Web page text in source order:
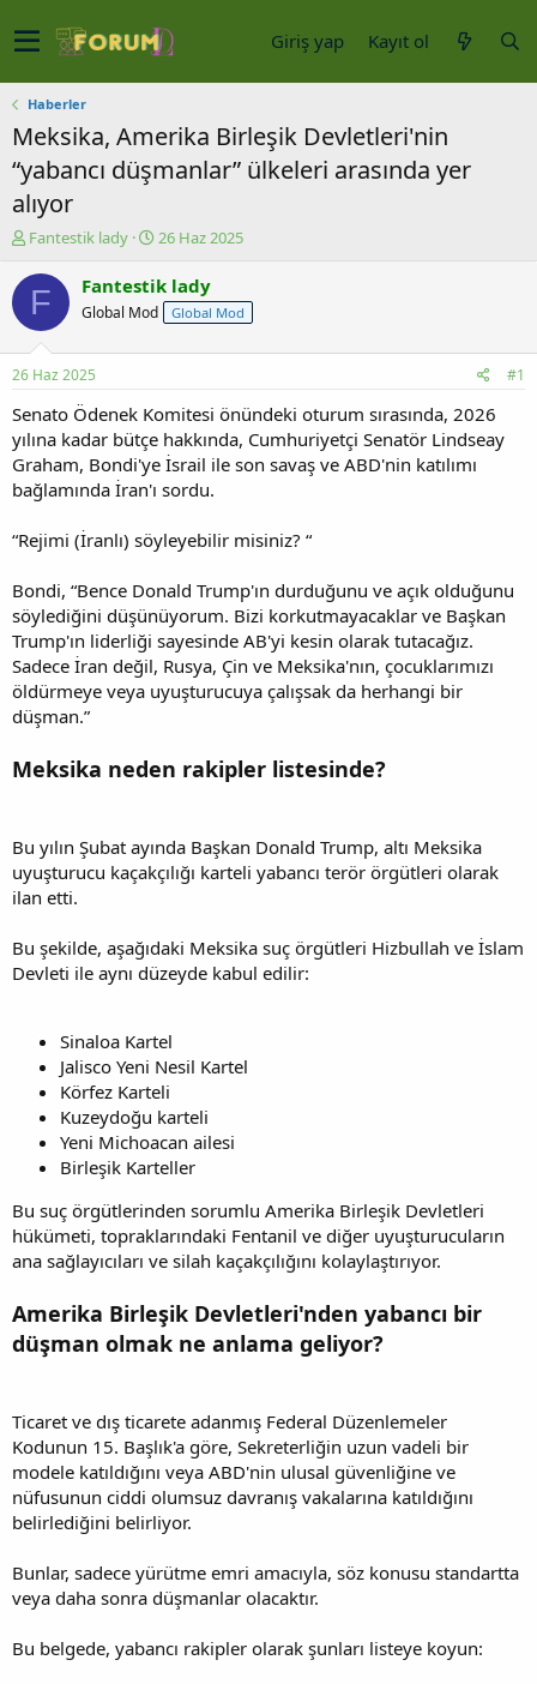
Giriş yap Kayıt ol
Haberler
Meksika, Amerika Birleşik Devletleri'nin
“yabancı düşmanlar” ülkeleri arasında yer
alıyor
K
n
u
y
b
a
ş
l
a
t
a
Fantestik lady
B
ş
l
a
ç
a
r
i
26 Haz 2025
F Fantestik lady
Global Mod Global Mod
26 Haz 2025 #1
Senato Ödenek Komitesi önündeki oturum sırasında, 2026
yılına kadar bütçe hakkında, Cumhuriyetçi Senatör Lindseay
Graham, Bondi'ye İsrail ile son savaş ve ABD'nin katılımı
bağlamında İran'ı sordu.
“Rejimi (İranlı) söyleyebilir misiniz? “
Bondi, “Bence Donald Trump'ın durduğunu ve açık olduğunu
söylediğini düşünüyorum. Bizi korkutmayacaklar ve Başkan
Trump'ın liderliği sayesinde AB'yi kesin olarak tutacağız.
Sadece İran değil, Rusya, Çin ve Meksika'nın, çocuklarımızı
öldürmeye veya uyuşturucuya çalışsak da herhangi bir
düşman.”
Meksika neden rakipler listesinde?
Bu yılın Şubat ayında Başkan Donald Trump, altı Meksika
uyuşturucu kaçakçılığı karteli yabancı terör örgütleri olarak
ilan etti.
Bu şekilde, aşağıdaki Meksika suç örgütleri Hizbullah ve İslam
Devleti ile aynı düzeyde kabul edilir:
Sinaloa Kartel
Jalisco Yeni Nesil Kartel
Körfez Karteli
Kuzeydoğu karteli
Yeni Michoacan ailesi
Birleşik Karteller
Bu suç örgütlerinden sorumlu Amerika Birleşik Devletleri
hükümeti, topraklarındaki Fentanil ve diğer uyuşturucuların
ana sağlayıcıları ve silah kaçakçılığını kolaylaştırıyor.
Amerika Birleşik Devletleri'nden yabancı bir
düşman olmak ne anlama geliyor?
Ticaret ve dış ticarete adanmış Federal Düzenlemeler
Kodunun 15. Başlık'a göre, Sekreterliğin uzun vadeli bir
modele katıldığını veya ABD'nin ulusal güvenliğine ve
nüfusunun ciddi olumsuz davranış vakalarına katıldığını
belirlediğini belirliyor.
Bunlar, sadece yürütme emri amacıyla, söz konusu standartta
veya daha sonra düşmanlar olacaktır.
Bu belgede, yabancı rakipler olarak şunları listeye koyun: